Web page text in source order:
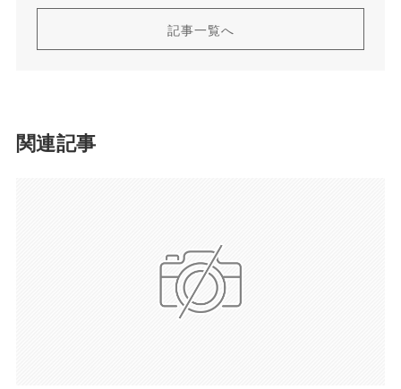
記事一覧へ
関連記事